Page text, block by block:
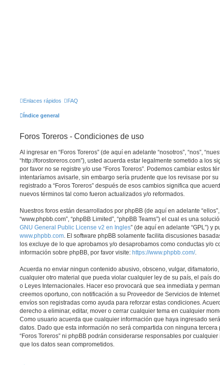
Enlaces rápidos FAQ
Índice general
Foros Toreros - Condiciones de uso
Al ingresar en “Foros Toreros” (de aquí en adelante “nosotros”, “nos”,
“http://forostoreros.com”), usted acuerda estar legalmente sometido a los
por favor no se registre y/o use “Foros Toreros”. Podemos cambiar estos
intentaríamos avisarle, sin embargo sería prudente que los revisase por
registrado a “Foros Toreros” después de esos cambios significa que
nuevos términos tal como fueron actualizados y/o reformados.
Nuestros foros están desarrollados por phpBB (de aquí en adelante “ellos”,
“www.phpbb.com”, “phpBB Limited”, “phpBB Teams”) el cual es una
GNU General Public License v2 en Ingles” (de aquí en adelante “GPL”) y
www.phpbb.com. El software phpBB solamente facilita discusiones
los excluye de lo que aprobamos y/o desaprobamos como conductas y/o
información sobre phpBB, por favor visite: https://www.phpbb.com/.
Acuerda no enviar ningun contenido abusivo, obsceno, vulgar,
cualquier otro material que pueda violar cualquier ley de su país, el país
o Leyes Internacionales. Hacer eso provocará que sea inmediata y
creemos oportuno, con notificación a su Proveedor de Servicios de
envíos son registradas como ayuda para reforzar estas condiciones.
derecho a eliminar, editar, mover o cerrar cualquier tema en cualquier
Como usuario acuerda que cualquier información que haya ingresado
datos. Dado que esta información no será compartida con ninguna
“Foros Toreros” ni phpBB podrán considerarse responsables por
que los datos sean comprometidos.